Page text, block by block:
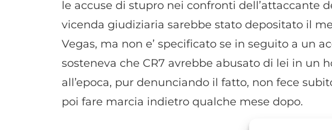
le accuse di stupro nei confronti dell’attaccante
vicenda giudiziaria sarebbe stato depositato il
Vegas, ma non e’ specificato se in seguito a un
sosteneva che CR7 avrebbe abusato di lei in un
all’epoca, pur denunciando il fatto, non fece
poi fare marcia indietro qualche mese dopo.